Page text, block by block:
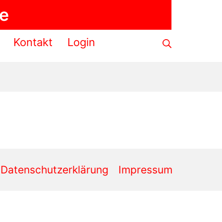
Kontakt Login
Datenschutzerklärung Impressum